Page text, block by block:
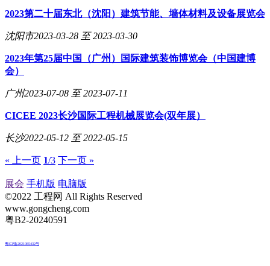
2023第二十届东北（沈阳）建筑节能、墙体材料及设备展览会
沈阳市2023-03-28 至 2023-03-30
2023年第25届中国（广州）国际建筑装饰博览会（中国建博
会）
广州2023-07-08 至 2023-07-11
CICEE 2023长沙国际工程机械展览会(双年展）
长沙2022-05-12 至 2022-05-15
« 上一页 1/3 下一页 »
展会 手机版 电脑版
©2022 工程网 All Rights Reserved
www.gongcheng.com
粤B2-20240591
粤ICP备2021085432号